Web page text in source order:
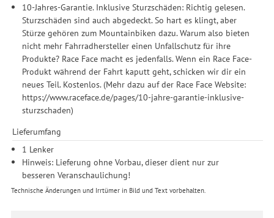
10-Jahres-Garantie. Inklusive Sturzschäden: Richtig gelesen.
Sturzschäden sind auch abgedeckt. So hart es klingt, aber
Stürze gehören zum Mountainbiken dazu. Warum also bieten
nicht mehr Fahrradhersteller einen Unfallschutz für ihre
Produkte? Race Face macht es jedenfalls. Wenn ein Race Face-
Produkt während der Fahrt kaputt geht, schicken wir dir ein
neues Teil. Kostenlos. (Mehr dazu auf der Race Face Website:
https://www.raceface.de/pages/10-jahre-garantie-inklusive-
sturzschaden)
Lieferumfang
1 Lenker
Hinweis: Lieferung ohne Vorbau, dieser dient nur zur
besseren Veranschaulichung!
Technische Änderungen und Irrtümer in Bild und Text vorbehalten.